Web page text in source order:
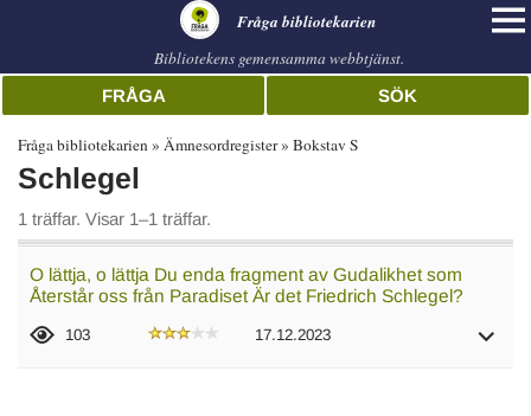
Fråga bibliotekarien
Bibliotekens gemensamma webbtjänst.
FRÅGA SÖK
Fråga bibliotekarien Ämnesordregister Bokstav S
Schlegel
1 träffar. Visar 1–1 träffar.
O lättja, o lättja Du enda fragment av Gudalikhet som
Återstår oss från Paradiset Är det Friedrich Schlegel?
103 17.12.2023